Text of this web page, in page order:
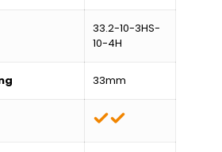
33.2-10-3HS-
10-4H
33mm